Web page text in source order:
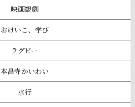
映画観劇
おけいこ、学び
ラグビー
本昌寺かいわい
水行